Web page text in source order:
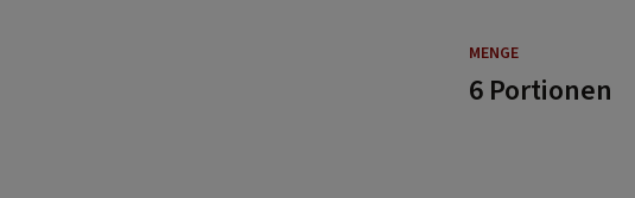
MENGE
6 Portionen